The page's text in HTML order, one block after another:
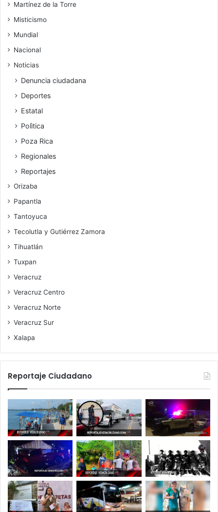
Martínez de la Torre
Misticismo
Mundial
Nacional
Noticias
Denuncia ciudadana
Deportes
Estatal
Polìtica
Poza Rica
Regionales
Reportajes
Orizaba
Papantla
Tantoyuca
Tecolutla y Gutiérrez Zamora
Tihuatlán
Tuxpan
Veracruz
Veracruz Centro
Veracruz Norte
Veracruz Sur
Xalapa
Reportaje Ciudadano